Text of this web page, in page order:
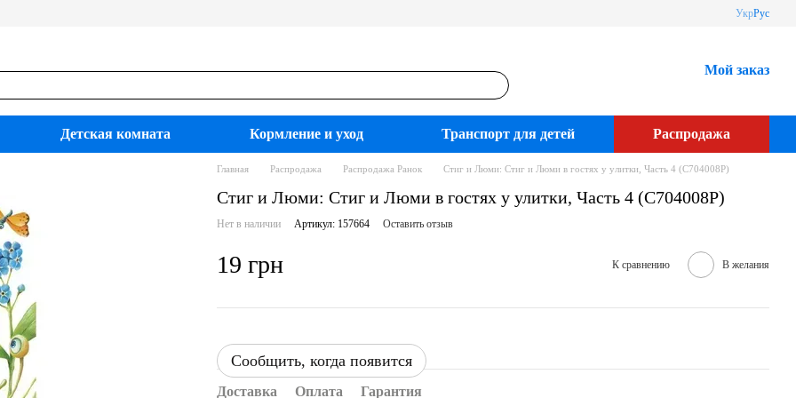
УкрРус
Мой заказ
Детская комната Кормление и уход Транспорт для детей Распродажа
Главная Распродажа Распродажа Ранок Стиг и Люми: Стиг и Люми в гостях у улитки, Часть 4 (С704008Р)
Стиг и Люми: Стиг и Люми в гостях у улитки, Часть 4 (С704008Р)
Нет в наличии Артикул: 157664 Оставить отзыв
19 грн К сравнению В желания
Сообщить, когда появится
Доставка Оплата Гарантия